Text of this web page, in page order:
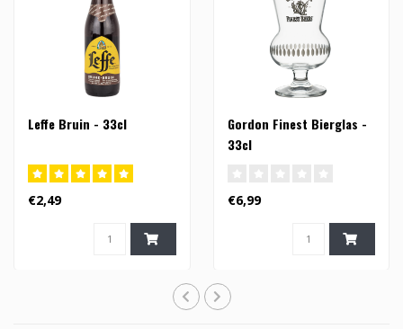
Leffe Bruin - 33cl
€2,49
Gordon Finest Bierglas -
33cl
€6,99